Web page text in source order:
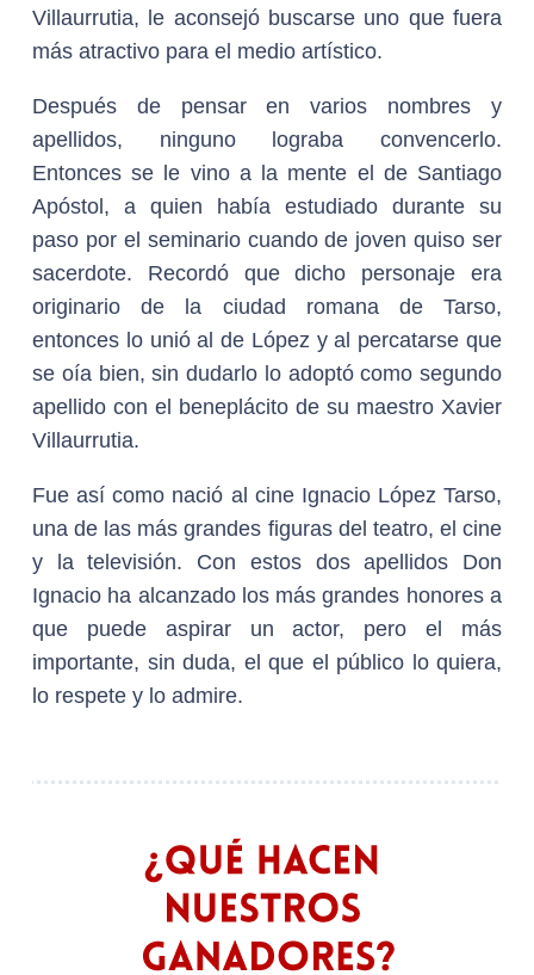
Villaurrutia, le aconsejó buscarse uno que fuera
más atractivo para el medio artístico.
Después de pensar en varios nombres y
apellidos, ninguno lograba convencerlo.
Entonces se le vino a la mente el de Santiago
Apóstol, a quien había estudiado durante su
paso por el seminario cuando de joven quiso ser
sacerdote. Recordó que dicho personaje era
originario de la ciudad romana de Tarso,
entonces lo unió al de López y al percatarse que
se oía bien, sin dudarlo lo adoptó como segundo
apellido con el beneplácito de su maestro Xavier
Villaurrutia.
Fue así como nació al cine Ignacio López Tarso,
una de las más grandes figuras del teatro, el cine
y la televisión. Con estos dos apellidos Don
Ignacio ha alcanzado los más grandes honores a
que puede aspirar un actor, pero el más
importante, sin duda, el que el público lo quiera,
lo respete y lo admire.